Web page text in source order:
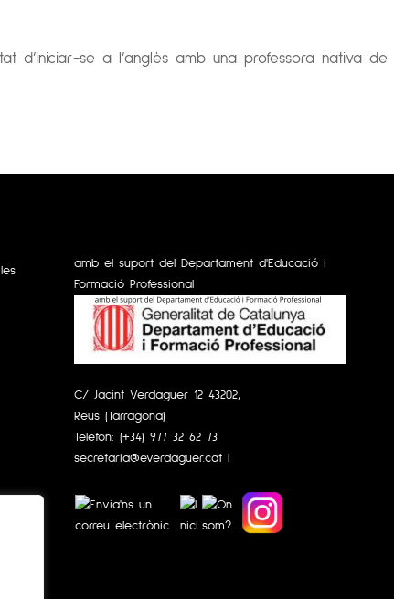
d’iniciar-se a l’anglès amb una professora nativa de
amb el suport del Departament d'Educació i
Formació Professional
C/ Jacint Verdaguer 12 43202,
Reus (Tarragona)
Telèfon: (+34) 977 32 62 73
secretaria@everdaguer.cat